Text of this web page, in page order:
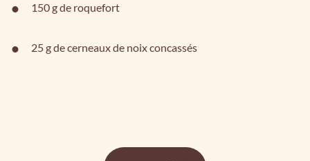
150 g de roquefort
25 g de cerneaux de noix concassés